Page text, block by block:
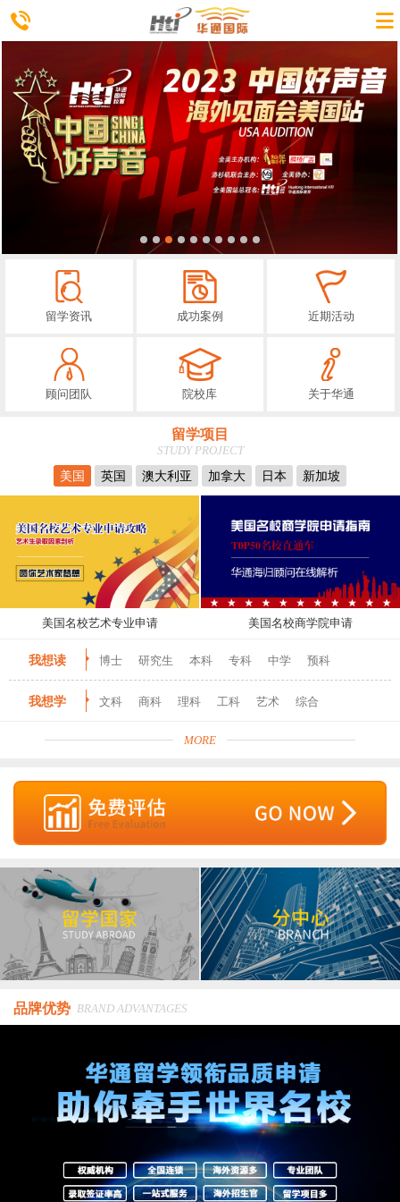
留学资讯 成功案例 近期活动
顾问团队 院校库 关于华通
留学项目
STUDY PROJECT
美国
英国 澳大利亚 加拿大 日本 新加坡
美国名校艺术专业申请 美国名校商学院申请
我想读 博士 研究生 本科 专科 中学 预科
我想学 文科 商科 理科 工科 艺术 综合
MORE
品牌优势 BRAND ADVANTAGES